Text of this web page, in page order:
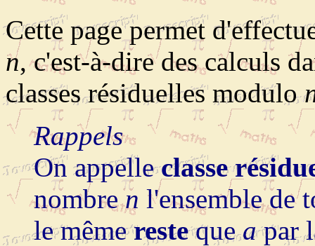
Cette page permet
n, c'est-à-dire des calculs
classes résiduelles modulo
Rappels
On appelleclasse
nombren l'ensemble de
le mêmerestequeapar